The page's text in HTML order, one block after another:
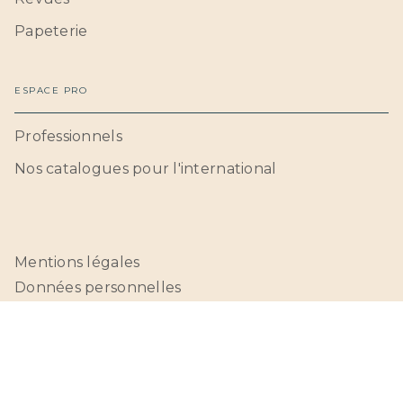
Papeterie
ESPACE PRO
Professionnels
Nos catalogues pour l'international
Mentions légales
Données personnelles